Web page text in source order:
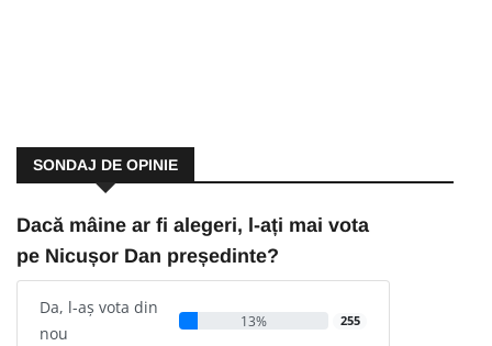
SONDAJ DE OPINIE
Dacă mâine ar fi alegeri, l-ați mai vota
pe Nicușor Dan președinte?
Da, l-aș vota din
nou
13% 255